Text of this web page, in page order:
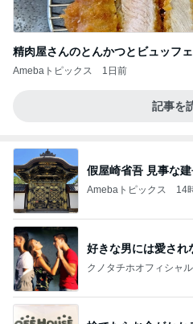
精肉屋さんのとんかつとビュッフェ
Amebaトピックス 1日前
記事を
假屋崎省吾 見事な
Amebaトピックス 14
好きな男には愛され
クノタチホオフィシャ